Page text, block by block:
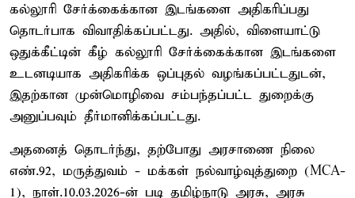
கல்லூரி சேர்க்கைக்கான இடங்களை அதிகரிப்பது
தொடர்பாக விவாதிக்கப்பட்டது. அதில், விளையாட்டு
ஒதுக்கீட்டின் கீழ் கல்லூரி சேர்க்கைக்கான இடங்களை
உடனடியாக அதிகரிக்க ஒப்புதல் வழங்கப்பட்டதுடன்,
இதற்கான முன்மொழிவை சம்பந்தப்பட்ட துறைக்கு
அனுப்பவும் தீர்மானிக்கப்பட்டது.
அதனைத் தொடர்ந்து, தற்போது அரசாணை நிலை
எண்.92, மருத்துவம் - மக்கள் நல்வாழ்வுத்துறை (MCA-
1), நாள்.10.03.2026-ன் படி தமிழ்நாடு அரசு, அரசு